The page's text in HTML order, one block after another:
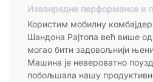
Изванредне перформансе и
Користим мобилну
Шандона Рајтопа већ више
могао бити задовољнији
Машина је невероватно
побољшала нашу